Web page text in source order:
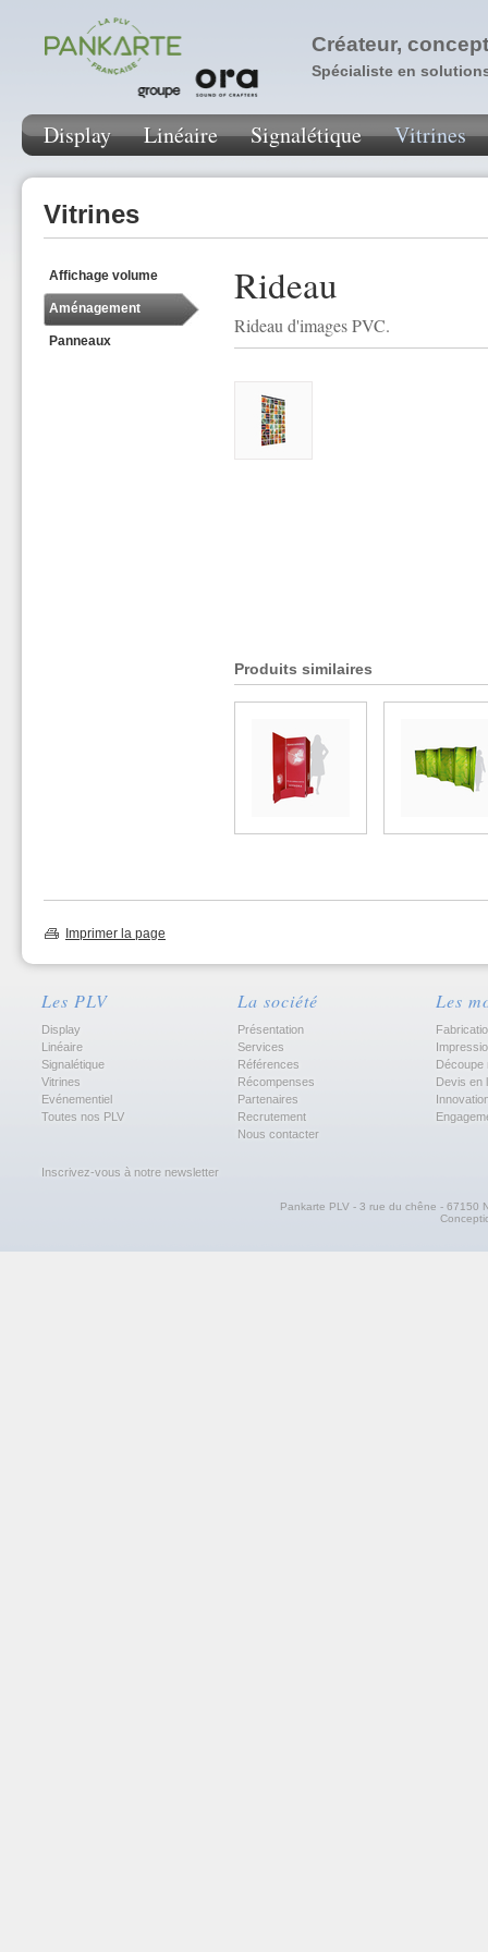
Créateur,
Spécialiste en
Display Linéaire Signalétique Vitrines
Vitrines
Affichage volume
Aménagement
Panneaux
Rideau
Rideau d'images PVC.
Produits similaires
Imprimer la page
Les PLV
Display
Linéaire
Signalétique
Vitrines
Evénementiel
Toutes nos PLV
La société
Présentation
Services
Références
Récompenses
Partenaires
Recrutement
Nous contacter
Les
Découpe
Devis en
Inscrivez-vous à notre newsletter
Pankarte PLV - 3 rue du chêne - 67150